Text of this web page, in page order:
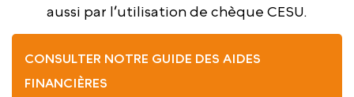
aussi par l’utilisation de chèque CESU.
CONSULTER NOTRE GUIDE DES AIDES
FINANCIÈRES